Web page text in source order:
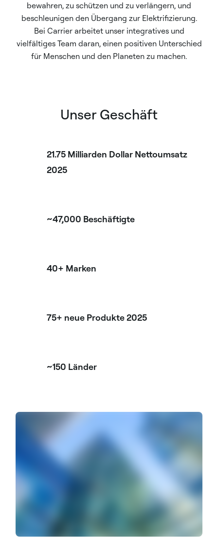
bewahren, zu schützen und zu verlängern, und
beschleunigen den Übergang zur Elektrifizierung.
Bei Carrier arbeitet unser integratives und
vielfältiges Team daran, einen positiven Unterschied
für Menschen und den Planeten zu machen.
Unser Geschäft
21.75 Milliarden Dollar Nettoumsatz
2025
~47,000 Beschäftigte
40+ Marken
75+ neue Produkte 2025
~150 Länder